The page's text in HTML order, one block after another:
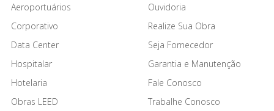
Aeroportuários
Corporativo
Data Center
Hospitalar
Hotelaria
Obras LEED
Ouvidoria
Realize Sua Obra
Seja Fornecedor
Garantia e Manutenção
Fale Conosco
Trabalhe Conosco